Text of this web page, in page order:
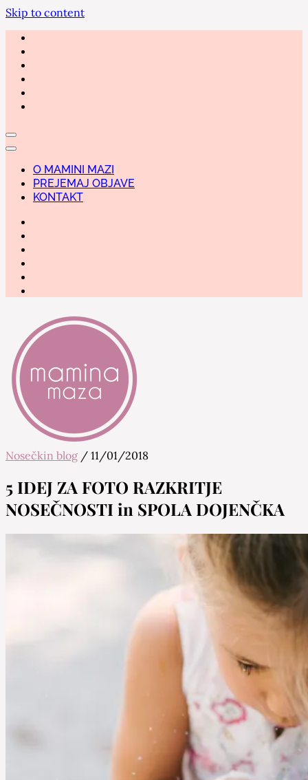
Skip to content
O MAMINI MAZI
PREJEMAJ OBJAVE
KONTAKT
Mamina Maza
Nosečkin blog / 11/01/2018
5 IDEJ ZA FOTO RAZKRITJE
NOSEČNOSTI in SPOLA DOJENČKA